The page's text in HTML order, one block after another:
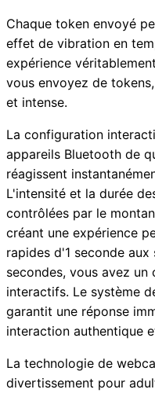
Chaque token envoyé
effet de vibration en
expérience
vous envoyez de
et intense.
La configuration
appareils Bluetooth de
réagissent
L'intensité et la durée
contrôlées par le
créant une expérience
rapides d'1 seconde
secondes, vous avez
interactifs. Le système
garantit une réponse
interaction authentique
La technologie de
divertissement pour